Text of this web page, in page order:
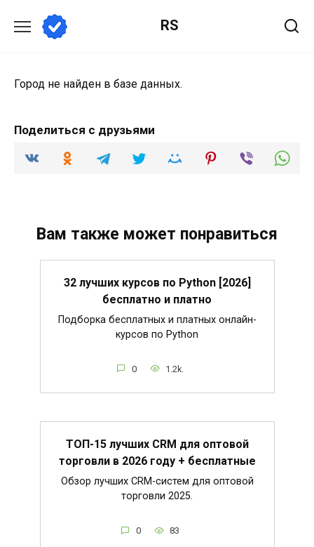
содержанию
RS
Город не найден в базе данных.
Поделиться с друзьями
Вам также может понравиться
32 лучших курсов по Python [2026]
бесплатно и платно
Подборка бесплатных и платных онлайн-
курсов по Python
0 1.2k.
ТОП-15 лучших CRM для оптовой
торговли в 2026 году + бесплатные
Обзор лучших CRM-систем для оптовой
торговли 2025.
0 83